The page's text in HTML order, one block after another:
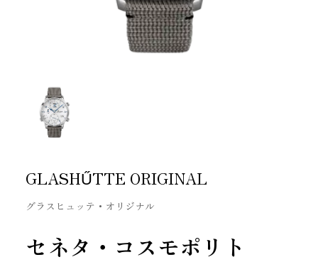
GLASHŰTTE ORIGINAL
グラスヒュッテ・オリジナル
セネタ・コスモポリト